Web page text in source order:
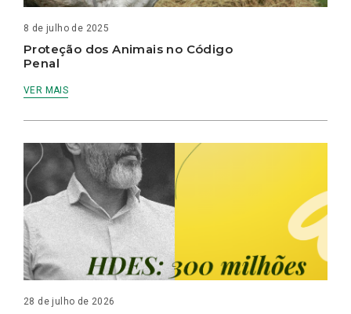
8 de julho de 2025
Proteção dos Animais no Código
Penal
VER MAIS
28 de julho de 2026